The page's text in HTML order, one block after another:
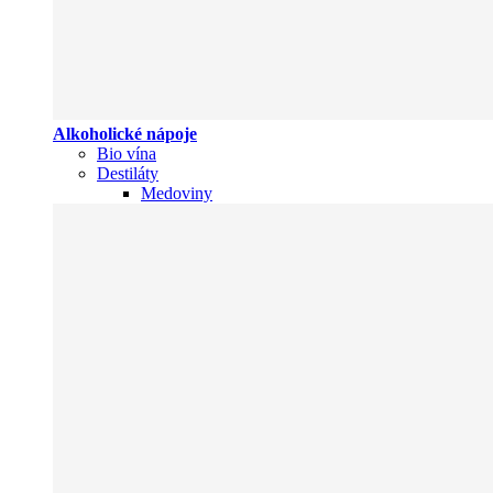
Alkoholické nápoje
Bio vína
Destiláty
Medoviny